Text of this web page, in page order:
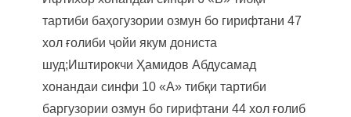
тартиби баҳогузории озмун бо гирифтани 47
хол ғолиби ҷойи якум дониста
шуд;Иштирокчи Ҳамидов Абдусамад
хонандаи синфи 10 «А» тибқи тартиби
баргузории озмун бо гирифтани 44 хол ғолиб